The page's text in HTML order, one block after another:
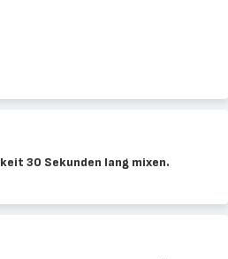
30 Sekunden lang mixen.